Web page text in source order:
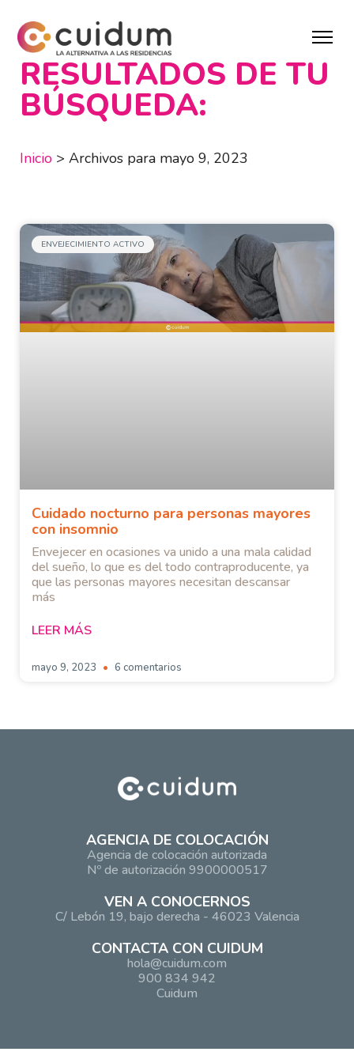
RESULTADOS DE TU
BÚSQUEDA:
Inicio > Archivos para mayo 9, 2023
ENVEJECIMIENTO ACTIVO
Cuidado nocturno para personas mayores
con insomnio
Envejecer en ocasiones va unido a una mala calidad
del sueño, lo que es del todo contraproducente, ya
que las personas mayores necesitan descansar
más
LEER MÁS
mayo 9, 2023 6 comentarios
AGENCIA DE COLOCACIÓN
Agencia de colocación autorizada
Nº de autorización 9900000517
VEN A CONOCERNOS
C/ Lebón 19, bajo derecha - 46023 Valencia
CONTACTA CON CUIDUM
hola@cuidum.com
900 834 942
Cuidum